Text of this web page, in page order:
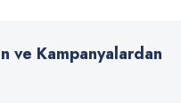
ve Kampanyalardan